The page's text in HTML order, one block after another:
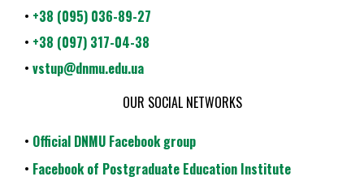
• +38 (095) 036-89-27
• +38 (097) 317-04-38
• vstup@dnmu.edu.ua
OUR SOCIAL NETWORKS
• Official DNMU Facebook group
• Facebook of Postgraduate Education Institute